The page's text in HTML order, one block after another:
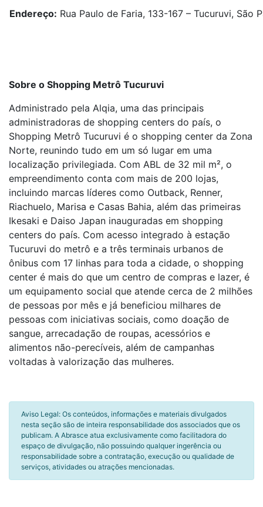
Endereço: Rua Paulo de Faria, 133-167 – Tucuruvi, São
Sobre o Shopping Metrô Tucuruvi
Administrado pela Alqia, uma das principais
administradoras de shopping centers do país, o
Shopping Metrô Tucuruvi é o shopping center da Zona
Norte, reunindo tudo em um só lugar em uma
localização privilegiada. Com ABL de 32 mil m², o
empreendimento conta com mais de 200 lojas,
incluindo marcas líderes como Outback, Renner,
Riachuelo, Marisa e Casas Bahia, além das primeiras
Ikesaki e Daiso Japan inauguradas em shopping
centers do país. Com acesso integrado à estação
Tucuruvi do metrô e a três terminais urbanos de
ônibus com 17 linhas para toda a cidade, o shopping
center é mais do que um centro de compras e lazer, é
um equipamento social que atende cerca de 2 milhões
de pessoas por mês e já beneficiou milhares de
pessoas com iniciativas sociais, como doação de
sangue, arrecadação de roupas, acessórios e
alimentos não-perecíveis, além de campanhas
voltadas à valorização das mulheres.
Aviso Legal: Os conteúdos, informações e materiais divulgados
nesta seção são de inteira responsabilidade dos associados que os
publicam. A Abrasce atua exclusivamente como facilitadora do
espaço de divulgação, não possuindo qualquer ingerência ou
responsabilidade sobre a contratação, execução ou qualidade de
serviços, atividades ou atrações mencionadas.